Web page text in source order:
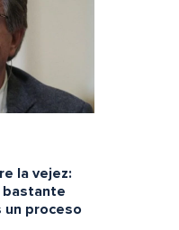
la vejez:
bastante
un proceso